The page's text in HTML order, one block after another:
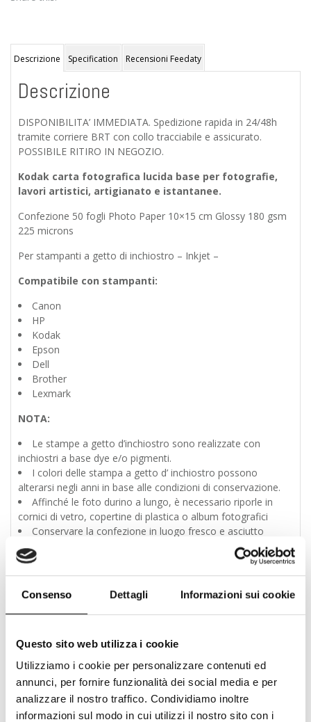
Consenso Dettagli Informazioni sui cookie
Questo sito web utilizza i cookie
Utilizziamo i cookie per personalizzare contenuti ed
annunci, per fornire funzionalità dei social media e per
analizzare il nostro traffico. Condividiamo inoltre
informazioni sul modo in cui utilizzi il nostro sito con i
-
225
quantità
Descrizione Specification Recensioni Feedaty
Descrizione
DISPONIBILITA’ IMMEDIATA. Spedizione rapida in 24/48h
tramite corriere BRT con collo tracciabile e assicurato.
POSSIBILE RITIRO IN NEGOZIO.
Kodak carta fotografica lucida base per fotografie,
lavori artistici, artigianato e istantanee.
Confezione 50 fogli Photo Paper 10×15 cm Glossy 180 gsm
225 microns
Per stampanti a getto di inchiostro – Inkjet –
Compatibile con stampanti:
Canon
HP
Kodak
Epson
Dell
Brother
Lexmark
NOTA:
Le stampe a getto d’inchiostro sono realizzate con
inchiostri a base dye e/o pigmenti.
I colori delle stampa a getto d’ inchiostro possono
alterarsi negli anni in base alle condizioni di conservazione.
Affinché le foto durino a lungo, è necessario riporle in
cornici di vetro, copertine di plastica o album fotografici
Conservare la confezione in luogo fresco e asciutto
Prodotti correlati